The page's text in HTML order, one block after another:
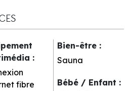
:
fibre
Bien-être :
Sauna
Bébé / Enfant :